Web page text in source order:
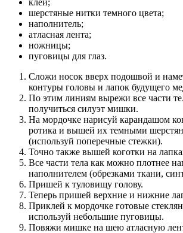
шерстяные нитки темного цвета;
наполнитель;
атласная лента;
ножницы;
пуговицы для глаз.
Сложи носок вверх подошвой и
контуры головы и лапок будущего
По этим линиям вырежи все части
получиться силуэт мишки.
На мордочке нарисуй карандашом
ротика и вышей их темными
(используй поперечные стежки).
Точно также вышей коготки на
Все части тела как можно плотнее
наполнителем (обрезками ткани,
Пришей к туловищу голову.
Теперь пришей верхние и нижние
Приклей к мордочке готовые
используй небольшие пуговицы.
Повяжи мишке на шею атласную